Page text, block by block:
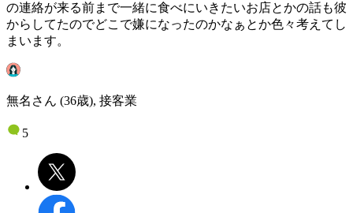
の連絡が来る前まで一緒に食べにいきたいお店とかの話も彼
からしてたのでどこで嫌になったのかなぁとか色々考えてし
まいます。
無名さん (36歳), 接客業
5